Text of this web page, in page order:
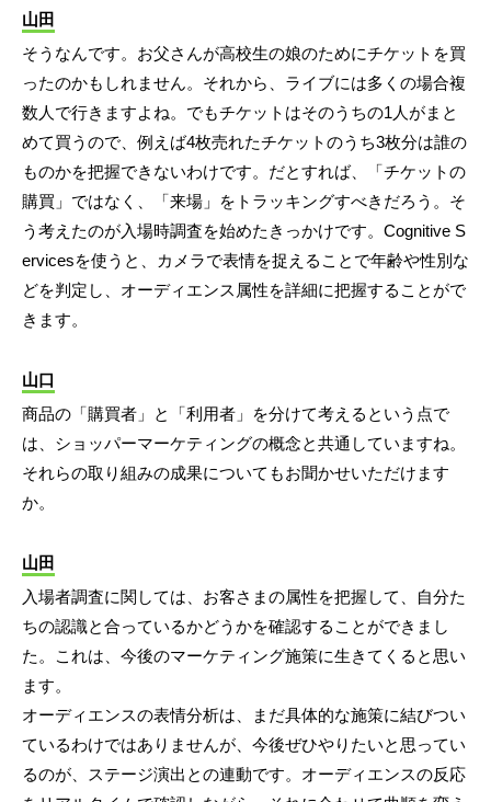
山田
そうなんです。お父さんが高校生の娘のためにチケットを買
ったのかもしれません。それから、ライブには多くの場合複
数人で行きますよね。でもチケットはそのうちの1人がまと
めて買うので、例えば4枚売れたチケットのうち3枚分は誰の
ものかを把握できないわけです。だとすれば、「チケットの
購買」ではなく、「来場」をトラッキングすべきだろう。そ
う考えたのが入場時調査を始めたきっかけです。Cognitive S
ervicesを使うと、カメラで表情を捉えることで年齢や性別な
どを判定し、オーディエンス属性を詳細に把握することがで
きます。
山口
商品の「購買者」と「利用者」を分けて考えるという点で
は、ショッパーマーケティングの概念と共通していますね。
それらの取り組みの成果についてもお聞かせいただけます
か。
山田
入場者調査に関しては、お客さまの属性を把握して、自分た
ちの認識と合っているかどうかを確認することができまし
た。これは、今後のマーケティング施策に生きてくると思い
ます。
オーディエンスの表情分析は、まだ具体的な施策に結びつい
ているわけではありませんが、今後ぜひやりたいと思ってい
るのが、ステージ演出との連動です。オーディエンスの反応